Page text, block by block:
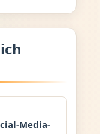
Media-